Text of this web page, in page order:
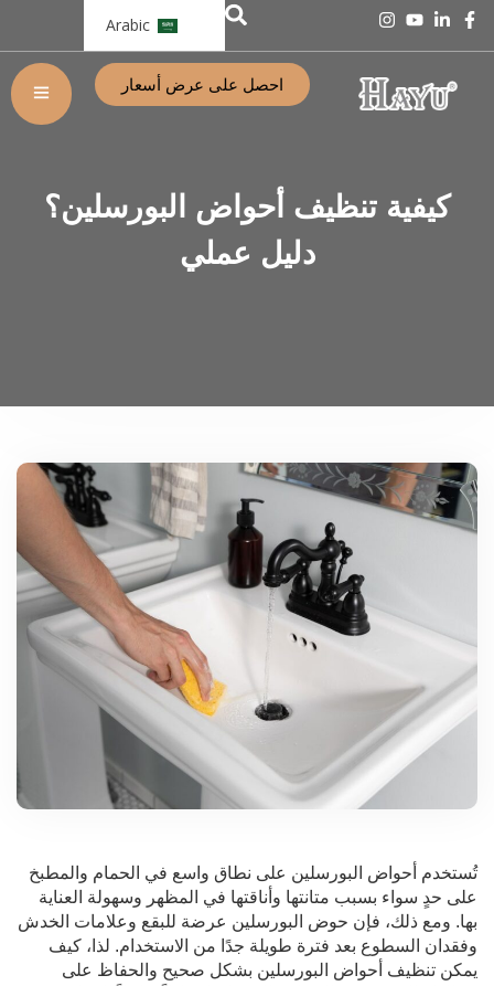
Arabic
احصل على عرض أسعار
كيفية تنظيف أحواض البورسلين؟
دليل عملي
تُستخدم أحواض البورسلين على نطاق واسع في الحمام والمطبخ
على حدٍ سواء بسبب متانتها وأناقتها في المظهر وسهولة العناية
بها. ومع ذلك، فإن حوض البورسلين عرضة للبقع وعلامات الخدش
وفقدان السطوع بعد فترة طويلة جدًا من الاستخدام. لذا، كيف
يمكن تنظيف أحواض البورسلين بشكل صحيح والحفاظ على